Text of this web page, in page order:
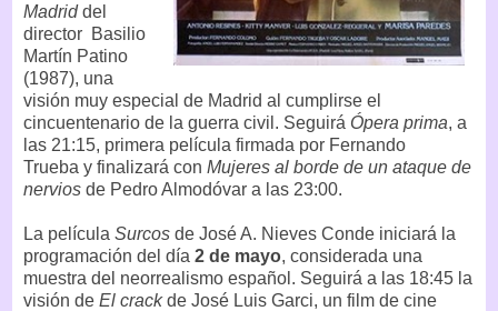
Madriddel
director Basilio
Martín Patino
(1987), una
visión muy especial de Madrid al cumplirse el
cincuentenario de la guerra civil. Seguirá Ópera prima, a
las 21:15, primera película firmada por Fernando
Trueba y finalizará con Mujeres al borde de un ataque de
nervios de Pedro Almodóvar a las 23:00.
La película Surcos de José A. Nieves Conde iniciará la
programación del día 2 de mayo, considerada una
muestra del neorrealismo español. Seguirá a las 18:45 la
visión de El crackde José Luis Garci, un film de cine